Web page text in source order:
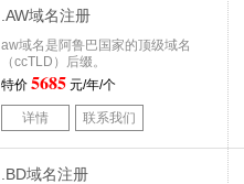
.AW域名注册
aw域名是阿鲁巴国家的顶级域名
（ccTLD）后缀。
特价 5685 元/年/个
详情 联系我们
.BD域名注册